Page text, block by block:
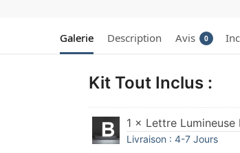
Galerie Description Avis 0
Kit Tout Inclus :
1 × Lettre
Livraison : 4-7 Jours